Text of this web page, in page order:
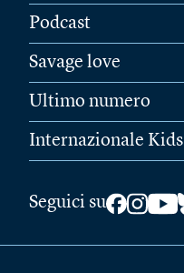
Podcast
Savage love
Ultimo numero
Internazionale Kids
Seguici su